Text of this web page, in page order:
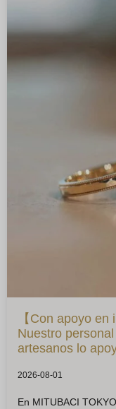
【Con apoyo en
Nuestro
artesanos lo
2026-08-01
En MITUBACI